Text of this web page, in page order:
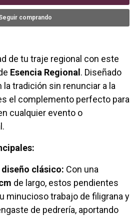
comprando
de tu traje regional con este
Esencia Regional . Diseñado
la tradición sin renunciar a la
el complemento perfecto para
cualquier evento o
clásico: Con una
de largo, estos pendientes
minucioso trabajo de filigrana y
de pedrería, aportando